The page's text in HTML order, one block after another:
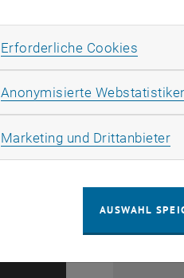
Erforderliche Cookies
Anonymisierte
Marketing und Drittanbieter
AUSWAHL